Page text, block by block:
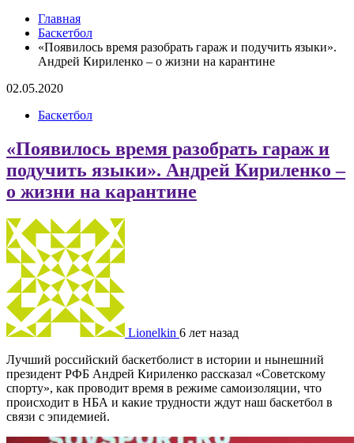
Главная
Баскетбол
«Появилось время разобрать гараж и подучить языки».
Андрей Кириленко – о жизни на карантине
02.05.2020
Баскетбол
«Появилось время разобрать гараж и
подучить языки». Андрей Кириленко –
о жизни на карантине
Lionelkin 6 лет назад
Лучший российский баскетболист в истории и нынешний
президент РФБ Андрей Кириленко рассказал «Советскому
спорту», как проводит время в режиме самоизоляции, что
происходит в НБА и какие трудности ждут наш баскетбол в
связи с эпидемией.